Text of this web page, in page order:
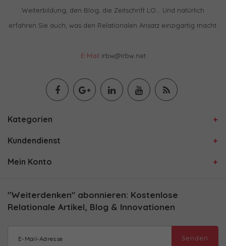
Weiterbildung, den Blog, die Zeitschrift LO… Und natürlich
erfahren Sie auch, was den Relationalen Ansatz einzigartig macht.
E-Mail irbw@irbw.net
Kategorien
Kundendienst
Mein Konto
"Weiterdenken" abonnieren: Kostenlose
Relationale Artikel, Blog & Innovationen
Senden